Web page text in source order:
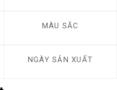
MÀU SẮC
NGÀY SẢN XUẤT